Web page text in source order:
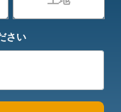
さい